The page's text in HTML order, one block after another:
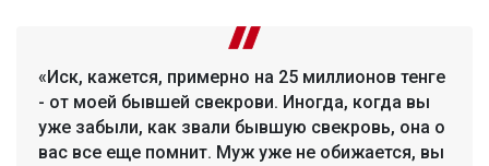
«Иск, кажется, примерно на 25 миллионов тенге
- от моей бывшей свекрови. Иногда, когда вы
уже забыли, как звали бывшую свекровь, она о
вас все еще помнит. Муж уже не обижается, вы